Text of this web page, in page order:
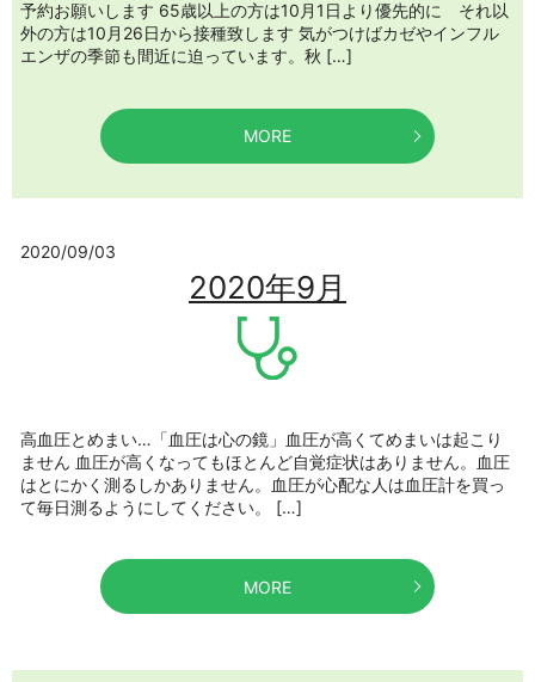
予約お願いします 65歳以上の方は10月1日より優先的に それ以
外の方は10月26日から接種致します 気がつけばカゼやインフル
エンザの季節も間近に迫っています。秋 […]
MORE
2020/09/03
2020年9月
高血圧とめまい…「血圧は心の鏡」血圧が高くてめまいは起こり
ません 血圧が高くなってもほとんど自覚症状はありません。血圧
はとにかく測るしかありません。血圧が心配な人は血圧計を買っ
て毎日測るようにしてください。 […]
MORE